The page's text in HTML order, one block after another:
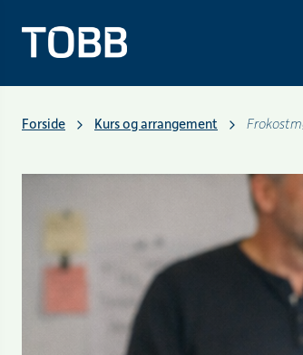
Forside Kurs og arrangement